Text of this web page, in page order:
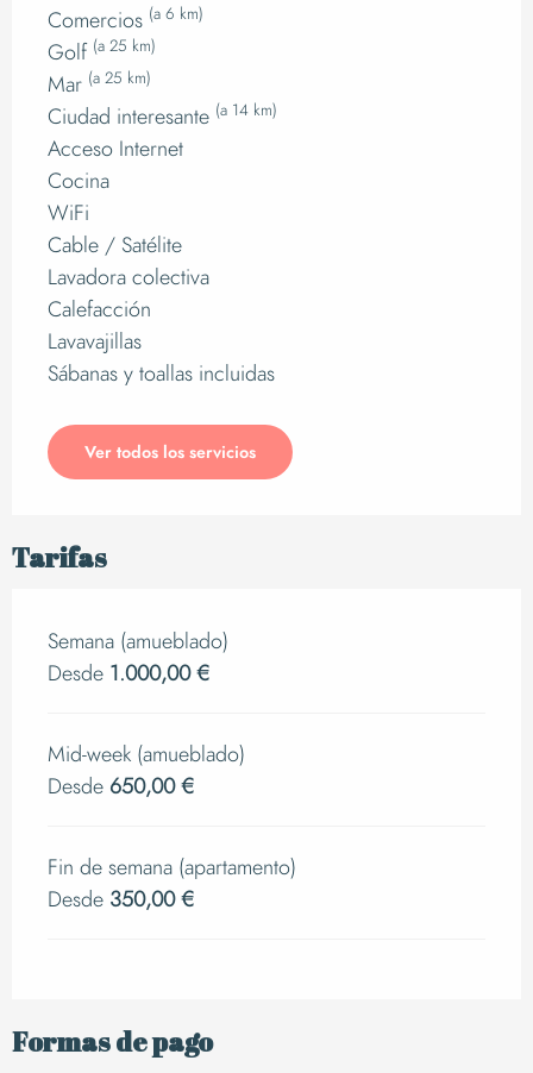
Comercios (a 6 km)
Golf (a 25 km)
Mar (a 25 km)
Ciudad interesante (a 14 km)
Acceso Internet
Cocina
WiFi
Cable / Satélite
Lavadora colectiva
Calefacción
Lavavajillas
Sábanas y toallas incluidas
Ver todos los servicios
Tarifas
Semana (amueblado)
Desde 1.000,00 €
Mid-week (amueblado)
Desde 650,00 €
Fin de semana (apartamento)
Desde 350,00 €
Formas de pago